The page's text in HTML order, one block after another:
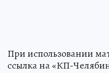
При использовании
ссылка на «КП-